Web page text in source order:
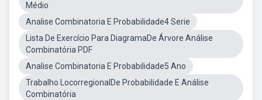
Médio
Analise Combinatoria E Probabilidade4 Serie
Lista De Exercício Para DiagramaDe Árvore Análise
Combinatória PDF
Analise Combinatoria E Probabilidade5 Ano
Trabalho LocorregionalDe Probabilidade E Análise
Combinatória